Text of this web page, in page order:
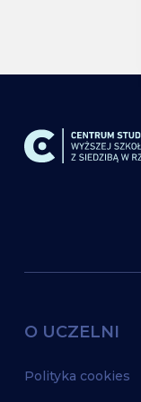
O UCZELNI
Polityka cookies